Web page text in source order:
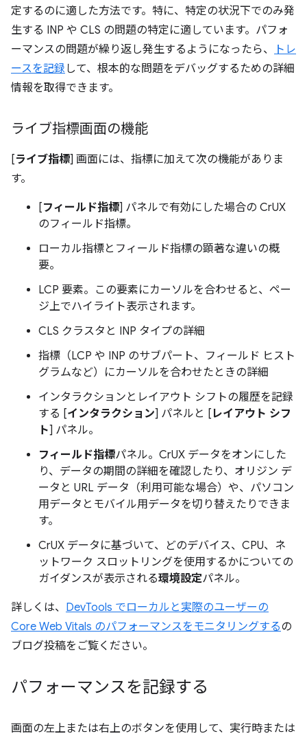
定するのに適した方法です。特に、特定の状況下でのみ発
生する INP や CLS の問題の特定に適しています。パフォ
ーマンスの問題が繰り返し発生するようになったら、
トレ
ースを記録 して、根本的な問題をデバッグするための詳細
情報を取得できます。
ライブ指標画面の機能
[ライブ指標] 画面には、指標に加えて次の機能がありま
す。
[フィールド指標] パネルで有効にした場合の CrUX
のフィールド指標。
ローカル指標とフィールド指標の顕著な違いの概
要。
LCP 要素。この要素にカーソルを合わせると、ペー
ジ上でハイライト表示されます。
CLS クラスタと INP タイプの詳細
指標（LCP や INP のサブパート、フィールド ヒスト
グラムなど）にカーソルを合わせたときの詳細
インタラクションとレイアウト シフトの履歴を記録
する [インタラクション] パネルと [ レイアウト シフ
ト] パネル。
フィールド指標パネル。CrUX データをオンにした
り、データの期間の詳細を確認したり、オリジン デ
ータと URL データ（利用可能な場合）や、パソコン
用データとモバイル用データを切り替えたりできま
す。
CrUX データに基づいて、どのデバイス、CPU、ネ
ットワーク スロットリングを使用するかについての
ガイダンスが表示される環境設定パネル。
詳しくは、 DevTools でローカルと実際のユーザーの
Core Web Vitals のパフォーマンスをモニタリングするの
ブログ投稿をご覧ください。
パフォーマンスを記録する
画面の左上または右上のボタンを使用して、実行時または